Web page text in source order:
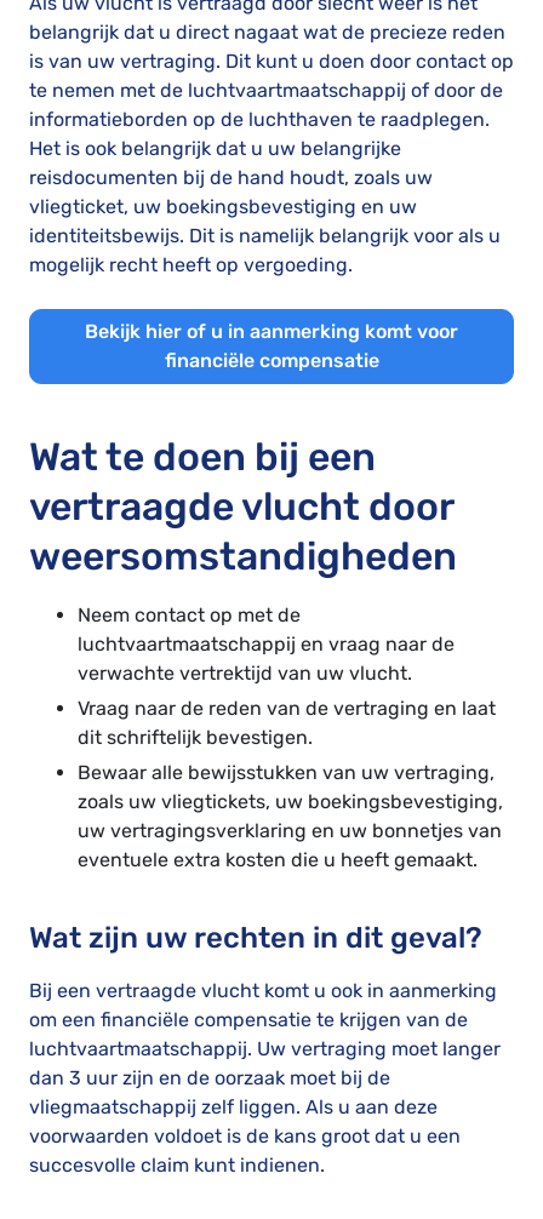
belangrijk dat u direct nagaat wat de precieze reden
is van uw vertraging. Dit kunt u doen door contact op
te nemen met de luchtvaartmaatschappij of door de
informatieborden op de luchthaven te raadplegen.
Het is ook belangrijk dat u uw belangrijke
reisdocumenten bij de hand houdt, zoals uw
vliegticket, uw boekingsbevestiging en uw
identiteitsbewijs. Dit is namelijk belangrijk voor als u
mogelijk recht heeft op vergoeding.
Bekijk hier of u in aanmerking komt voor
financiële compensatie
Wat te doen bij een
vertraagde vlucht door
weersomstandigheden
Neem contact op met de
luchtvaartmaatschappij en vraag naar de
verwachte vertrektijd van uw vlucht.
Vraag naar de reden van de vertraging en laat
dit schriftelijk bevestigen.
Bewaar alle bewijsstukken van uw vertraging,
zoals uw vliegtickets, uw boekingsbevestiging,
uw vertragingsverklaring en uw bonnetjes van
eventuele extra kosten die u heeft gemaakt.
Wat zijn uw rechten in dit geval?
Bij een vertraagde vlucht komt u ook in aanmerking
om een financiële compensatie te krijgen van de
luchtvaartmaatschappij. Uw vertraging moet langer
dan 3 uur zijn en de oorzaak moet bij de
vliegmaatschappij zelf liggen. Als u aan deze
voorwaarden voldoet is de kans groot dat u een
succesvolle claim kunt indienen.